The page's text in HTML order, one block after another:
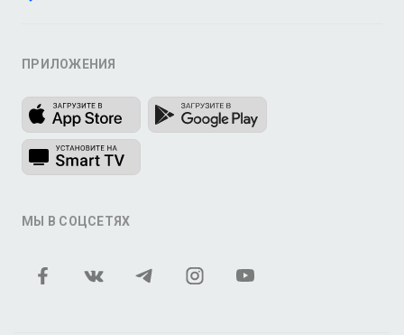
ПРИЛОЖЕНИЯ
МЫ В СОЦСЕТЯХ